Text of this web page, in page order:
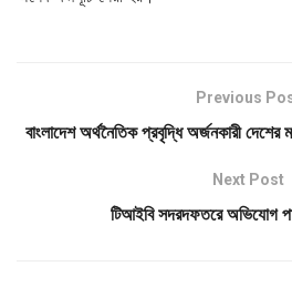
Previous
বাংলাদেশ অর্থনৈতিক প্রবৃদ্ধি অর্জনকারী দেশের
Next Post
টিআইবি সদরদফতরে অভিযোগ